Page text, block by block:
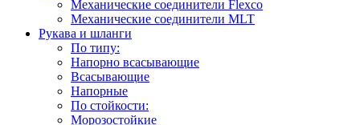
Механические соединители Flexco
Механические соединители MLT
Рукава и шланги
По типу:
Напорно всасывающие
Всасывающие
Напорные
По стойкости:
Морозостойкие